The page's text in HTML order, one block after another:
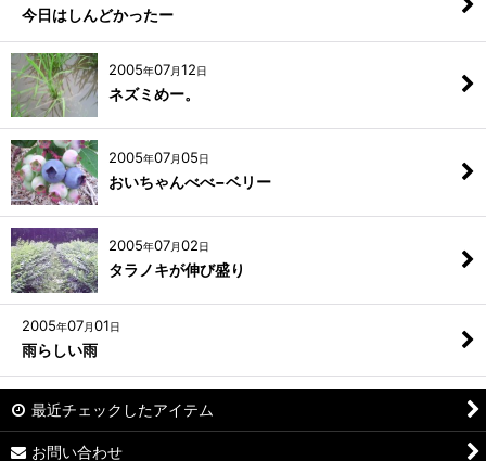
今日はしんどかったー
2005年07月12日
ネズミめー。
2005年07月05日
おいちゃんべべ−ベリー
2005年07月02日
タラノキが伸び盛り
2005年07月01日
雨らしい雨
最近チェックしたアイテム
お問い合わせ